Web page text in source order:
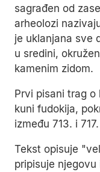
sagrađen od
arheolozi
je uklanjana sve
u sredini,
kamenim zidom.
Prvi pisani trag
kuni fudokija,
između 713. i
Tekst opisuje
pripisuje